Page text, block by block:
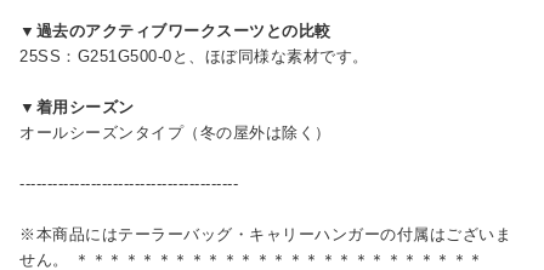
▼過去のアクティブワークスーツとの比較
25SS：G251G500-0と、ほぼ同様な素材です。
▼着用シーズン
オールシーズンタイプ（冬の屋外は除く）
----------------------------------------
※本商品にはテーラーバッグ・キャリーハンガーの付属はございま
せん。 ＊＊＊＊＊＊＊＊＊＊＊＊＊＊＊＊＊＊＊＊＊＊＊＊＊